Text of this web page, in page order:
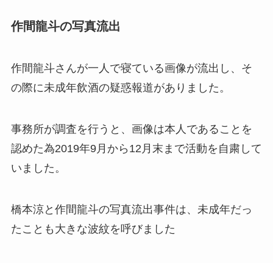
作間龍斗の写真流出
作間龍斗さんが一人で寝ている画像が流出し、そ
の際に未成年飲酒の疑惑報道がありました。
事務所が調査を行うと、画像は本人であることを
認めた為2019年9月から12月末まで活動を自粛して
いました。
橋本涼と作間龍斗の写真流出事件は、未成年だっ
たことも大きな波紋を呼びました